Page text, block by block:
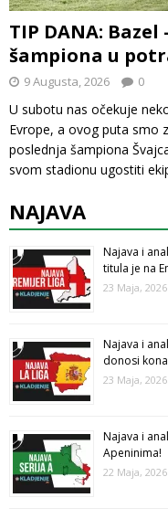
TIP DANA:
šampiona u
9 Augusta, 2026 0
U subotu nas očekuje
Evrope, a ovog puta smo
poslednja šampiona
svom stadionu ugostiti
NAJAVA
Najava i
titula je na
23 Maja, 2026
Najava i
donosi
23 Maja, 2026
Najava i
Apeninima!
22 Maja, 2026